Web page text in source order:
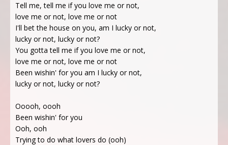
Tell me, tell me if you love me or not,
love me or not, love me or not
I'll bet the house on you, am I lucky or not,
lucky or not, lucky or not?
You gotta tell me if you love me or not,
love me or not, love me or not
Been wishin' for you am I lucky or not,
lucky or not, lucky or not?
Ooooh, oooh
Been wishin' for you
Ooh, ooh
Trying to do what lovers do (ooh)